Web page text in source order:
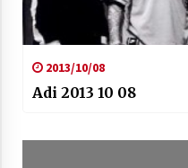
2013/10/08
Adi 2013 10 08